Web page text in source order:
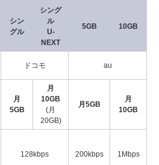
シン
グル
シング
ル
U-
NEXT
5GB 10GB
ドコモ au
月
5GB
月
10GB
(月
20GB)
月5GB
月
10GB
128kbps 200kbps 1Mbps